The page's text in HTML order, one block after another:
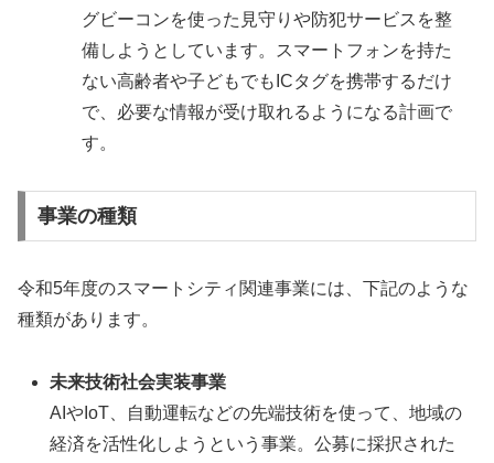
グビーコンを使った見守りや防犯サービスを整
備しようとしています。スマートフォンを持た
ない高齢者や子どもでもICタグを携帯するだけ
で、必要な情報が受け取れるようになる計画で
す。
事業の種類
令和5年度のスマートシティ関連事業には、下記のような
種類があります。
未来技術社会実装事業
AIやIoT、自動運転などの先端技術を使って、地域の
経済を活性化しようという事業。公募に採択された